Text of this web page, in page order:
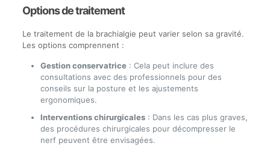
Options de traitement
Le traitement de la brachialgie peut varier selon sa gravité.
Les options comprennent :
Gestion conservatrice: Cela peut inclure des
consultations avec des professionnels pour des
conseils sur la posture et les ajustements
ergonomiques.
Interventions chirurgicales: Dans les cas plus graves,
des procédures chirurgicales pour décompresser le
nerf peuvent être envisagées.